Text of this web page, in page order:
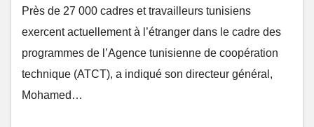
Près de 27 000 cadres et travailleurs tunisiens
exercent actuellement à l’étranger dans le cadre des
programmes de l’Agence tunisienne de coopération
technique (ATCT), a indiqué son directeur général,
Mohamed…